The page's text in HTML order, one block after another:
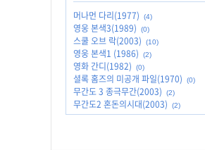
머나먼 다리(1977) (4)
영웅 본색3(1989) (0)
스쿨 오브 락(2003) (10)
영웅 본색1 (1986) (2)
영화 간디(1982) (0)
셜록 홈즈의 미공개 파일(1970) (0)
무간도 3 종극무간(2003) (2)
무간도2 혼돈의시대(2003) (2)